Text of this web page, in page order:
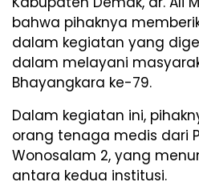
bahwa pihaknya
dalam kegiatan yang
dalam melayani
Bhayangkara ke-79.
Dalam kegiatan ini,
orang tenaga medis dari
Wonosalam 2, yang
antara kedua institusi.